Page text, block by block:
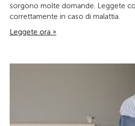
sorgono molte domande. Leggete
correttamente in caso di malattia.
Leggete ora »